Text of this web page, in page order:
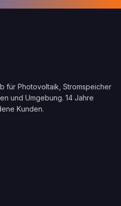
für Photovoltaik, Stromspeicher
und Umgebung. 14 Jahre
Kunden.